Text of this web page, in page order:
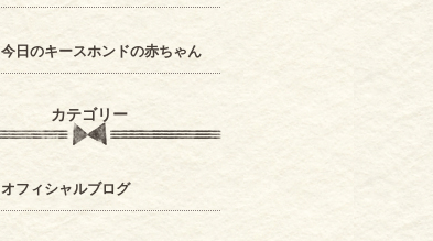
今日のキースホンドの赤ちゃん
カテゴリー
オフィシャルブログ